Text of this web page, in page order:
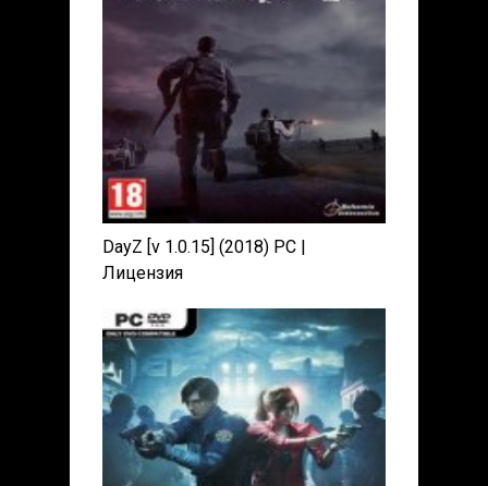
DayZ [v 1.0.15] (2018) PC |
Лицензия